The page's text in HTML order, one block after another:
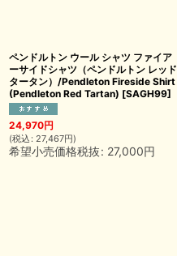
ペンドルトン ウール シャツ ファイア
ーサイドシャツ（ペンドルトン レッド
タータン）/Pendleton Fireside Shirt
(Pendleton Red Tartan) [SAGH99]
24,970円
(税込 : 27,467円)
希望小売価格税抜: 27,000円